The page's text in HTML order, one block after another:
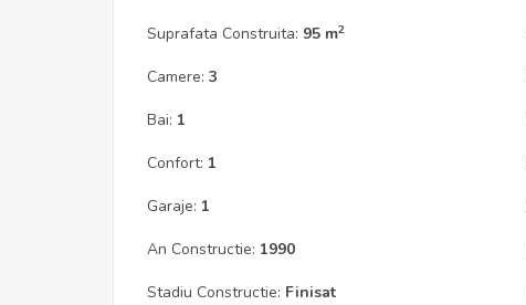
Suprafata Construita: 95 m2
Camere: 3
Bai: 1
Confort: 1
Garaje: 1
An Constructie: 1990
Stadiu Constructie: Finisat